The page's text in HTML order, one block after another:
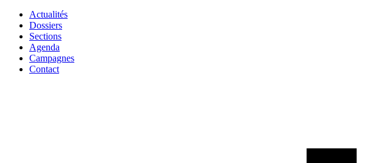
Actualités
Dossiers
Sections
Agenda
Campagnes
Contact